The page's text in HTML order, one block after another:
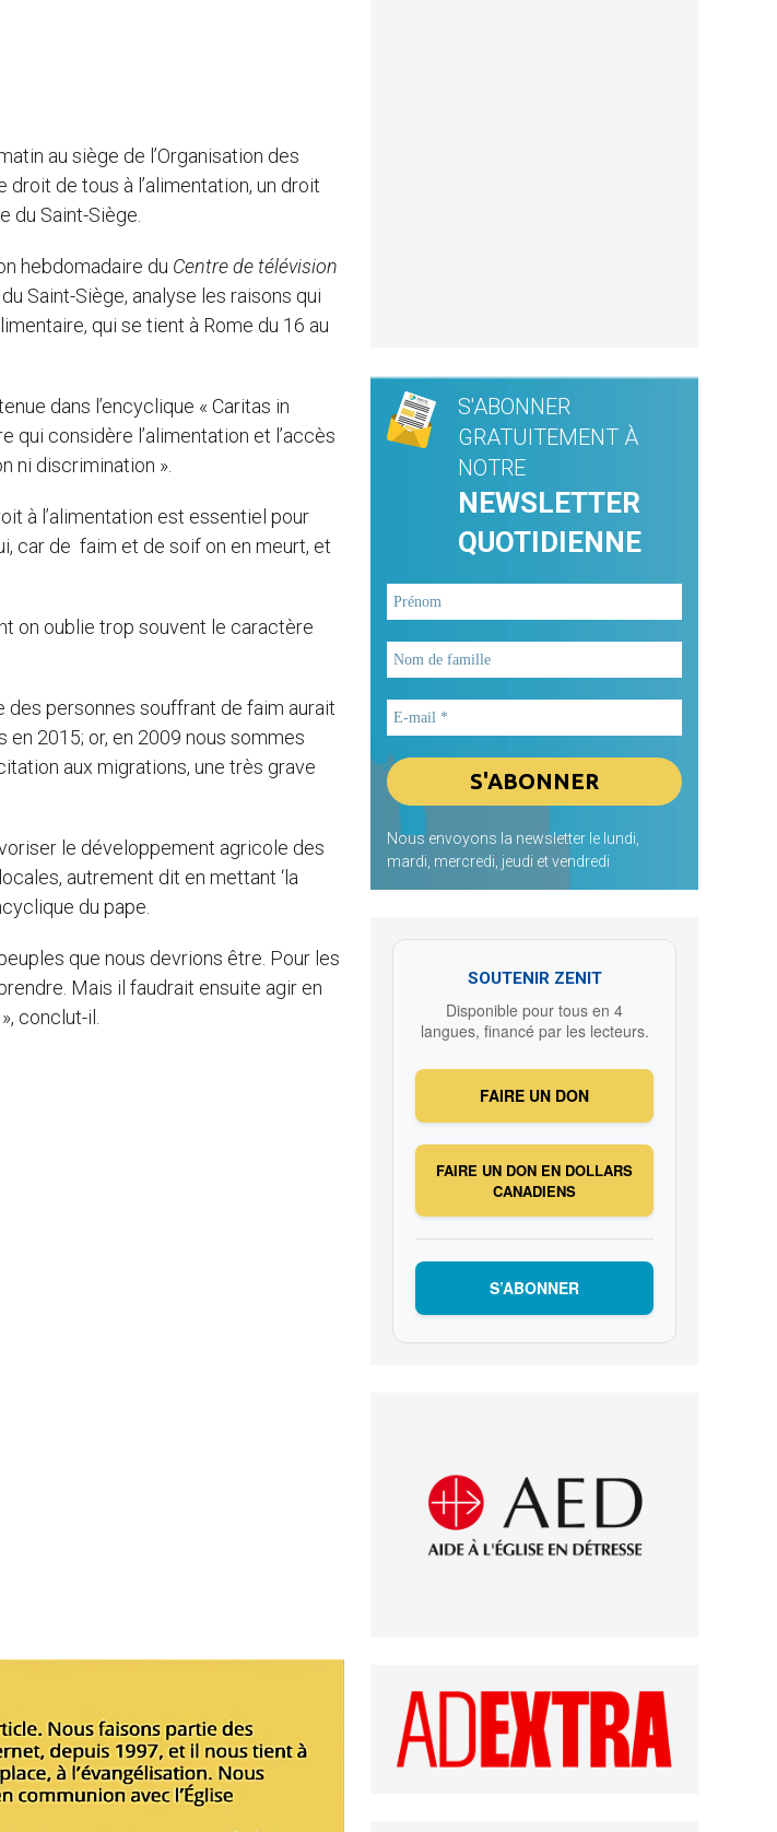
au siège de l’Organisation des
droit de tous à l’alimentation, un droit
du Saint-Siège.
hebdomadaire du Centre de télévision
Saint-Siège, analyse les raisons qui
qui se tient à Rome du 16 au
dans l’encyclique « Caritas in
qui considère l’alimentation et l’accès
ni discrimination ».
à l’alimentation est essentiel pour
car de faim et de soif on en meurt, et
on oublie trop souvent le caractère
personnes souffrant de faim aurait
en 2015; or, en 2009 nous sommes
aux migrations, une très grave
le développement agricole des
autrement dit en mettant ‘la
du pape.
que nous devrions être. Pour les
Mais il faudrait ensuite agir en
conclut-il.
S'ABONNER
GRATUITEMENT À
NOTRE
NEWSLETTER
QUOTIDIENNE
Nous envoyons la newsletter le lundi,
mardi, mercredi, jeudi et vendredi
SOUTENIR ZENIT
Disponible pour tous en 4
langues, financé par les lecteurs.
FAIRE UN DON
FAIRE UN DON EN DOLLARS
CANADIENS
S’ABONNER